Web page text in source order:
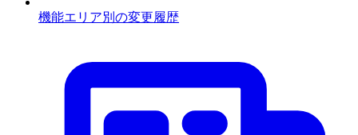
機能エリア別の変更履歴